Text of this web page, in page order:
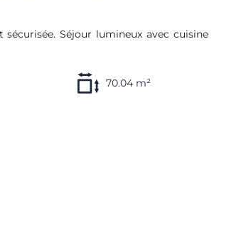
Séjour lumineux avec cuisine
70.04 m²